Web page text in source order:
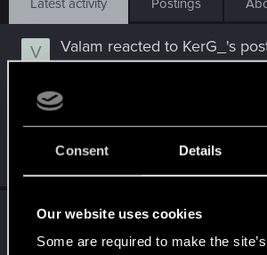
Consent Details
Our website uses cookies
Some are required to make the
Latest activity Postings
V Valam reacted to KerG_'s
Efekty statusów V podczas
#2)
Cześć! Przygotowałem proste,
Cyberpunk 2077. To interaktywna baza
statusów, perków i...
V Valamreacted to
threadTapety z motywem z